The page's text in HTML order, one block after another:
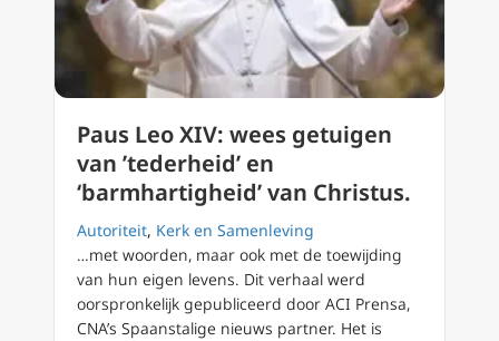
Paus Leo XIV: wees getuigen
van ’tederheid’ en
‘barmhartigheid’ van Christus.
Autoriteit, Kerk en Samenleving
…met woorden, maar ook met de toewijding
van hun eigen levens. Dit verhaal werd
oorspronkelijk gepubliceerd door ACI Prensa,
CNA’s Spaanstalige nieuws partner. Het is